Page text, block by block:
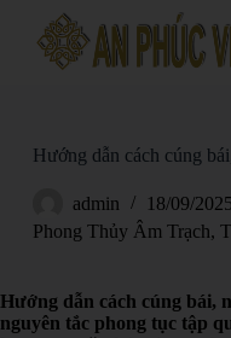
Hướng dẫn cách cúng
admin
18/09/2025
Phong Thủy Âm Trạch,
Hướng dẫn cách cúng bái,
nguyên tắc phong tục tập